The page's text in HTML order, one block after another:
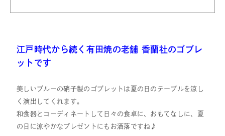
江戸時代から続く有田焼の老舗 香蘭社のゴブレ
ットです
美しいブルーの硝子製のゴブレットは夏の日のテーブルを涼し
く演出してくれます。
和食器とコーディネートして日々の食卓に、おもてなしに、夏
の日に涼やかなプレゼントにもお洒落ですね♪